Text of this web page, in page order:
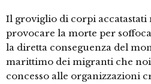
Il groviglio di corpi accatastati
provocare la morte per
la diretta conseguenza del
marittimo dei migranti che
concesso alle organizzazioni